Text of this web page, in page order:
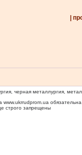
|
черная металлургия,
www.ukrrudprom.ua
строго запрещены